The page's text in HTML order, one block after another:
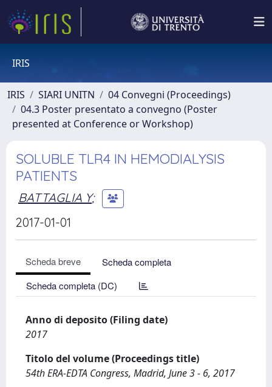
IRIS
IRIS SIARI UNITN
04 Convegni (Proceedings)
04.3 Poster presentato a convegno (Poster
presented at Conference or Workshop)
SOLUBLE TLR4 IN HEMODIALYSIS
PATIENTS
BATTAGLIA Y;
2017-01-01
Scheda breve
Scheda completa
Scheda completa (DC)
Anno di deposito (Filing date)
2017
Titolo del volume (Proceedings title)
54th ERA-EDTA Congress, Madrid, June 3 - 6, 2017